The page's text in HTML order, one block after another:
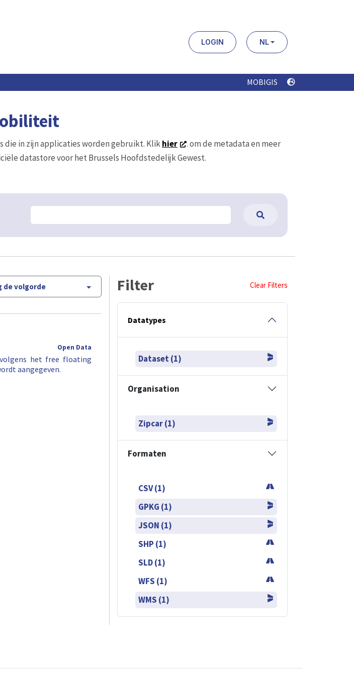
LOGIN NL
MOBIGIS
die in zijn applicaties worden gebruikt. Klikhier
. om de metadata en meer
datastore voor het Brussels Hoofdstedelijk Gewest.
de volgorde
Open Data
het free floating
aangegeven.
Filter Clear Filters
Datatypes
Dataset (1)
Organisation
Zipcar (1)
Formaten
CSV (1)
GPKG (1)
JSON (1)
SHP (1)
SLD (1)
WFS (1)
WMS (1)